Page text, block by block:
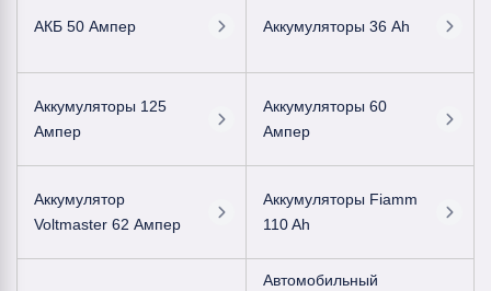
АКБ 50 Ампер Аккумуляторы 36 Ah
Аккумуляторы 125
Ампер
Аккумуляторы 60
Ампер
Аккумулятор
Voltmaster 62 Ампер
Аккумуляторы Fiamm
110 Ah
Автомобильный